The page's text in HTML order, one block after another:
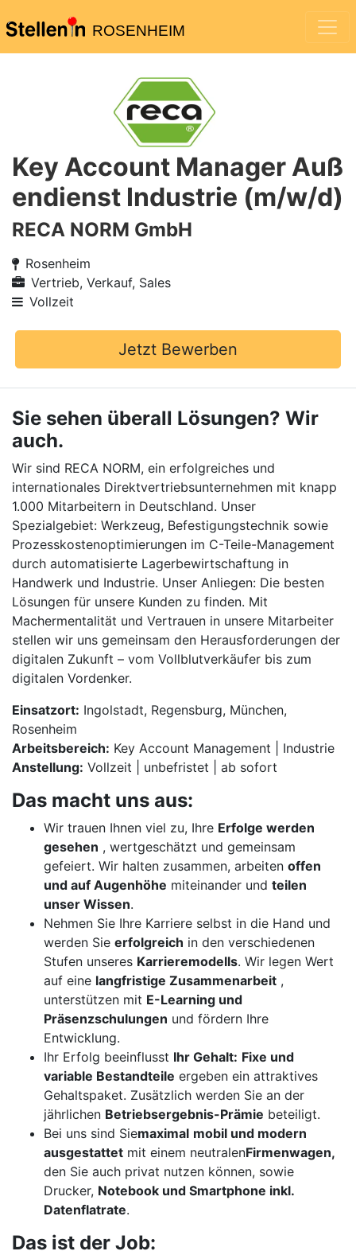
ROSENHEIM
Key Account Manager Auß
endienst Industrie (m/w/d)
RECA NORM GmbH
Rosenheim
Vertrieb, Verkauf, Sales
Vollzeit
Jetzt Bewerben
Sie sehen überall Lösungen? Wir
auch.
Wir sind RECA NORM, ein erfolgreiches und
internationales Direktvertriebsunternehmen mit knapp
1.000 Mitarbeitern in Deutschland. Unser
Spezialgebiet: Werkzeug, Befestigungstechnik sowie
Prozesskostenoptimierungen im C-Teile-Management
durch automatisierte Lagerbewirtschaftung in
Handwerk und Industrie. Unser Anliegen: Die besten
Lösungen für unsere Kunden zu finden. Mit
Machermentalität und Vertrauen in unsere Mitarbeiter
stellen wir uns gemeinsam den Herausforderungen der
digitalen Zukunft – vom Vollblutverkäufer bis zum
digitalen Vordenker.
Einsatzort: Ingolstadt, Regensburg, München,
Rosenheim
Arbeitsbereich: Key Account Management | Industrie
Anstellung: Vollzeit | unbefristet | ab sofort
Das macht uns aus:
Wir trauen Ihnen viel zu, Ihre Erfolge werden
gesehen , wertgeschätzt und gemeinsam
gefeiert. Wir halten zusammen, arbeiten offen
und auf Augenhöhe miteinander und teilen
unser Wissen.
Nehmen Sie Ihre Karriere selbst in die Hand und
werden Sie erfolgreich in den verschiedenen
Stufen unseres Karrieremodells. Wir legen Wert
auf eine langfristige Zusammenarbeit ,
unterstützen mit E-Learning und
Präsenzschulungen und fördern Ihre
Entwicklung.
Ihr Erfolg beeinflusst Ihr Gehalt: Fixe und
variable Bestandteile ergeben ein attraktives
Gehaltspaket. Zusätzlich werden Sie an der
jährlichen Betriebsergebnis-Prämie beteiligt.
Bei uns sind Siemaximal mobil und modern
ausgestattet mit einem neutralenFirmenwagen,
den Sie auch privat nutzen können, sowie
Drucker, Notebook und Smartphone inkl.
Datenflatrate.
Das ist der Job: